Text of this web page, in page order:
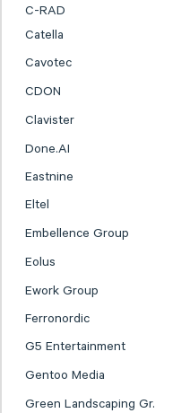
C-RAD
Catella
Cavotec
CDON
Clavister
Done.AI
Eastnine
Eltel
Embellence Group
Eolus
Ework Group
Ferronordic
G5 Entertainment
Gentoo Media
Green Landscaping Gr.